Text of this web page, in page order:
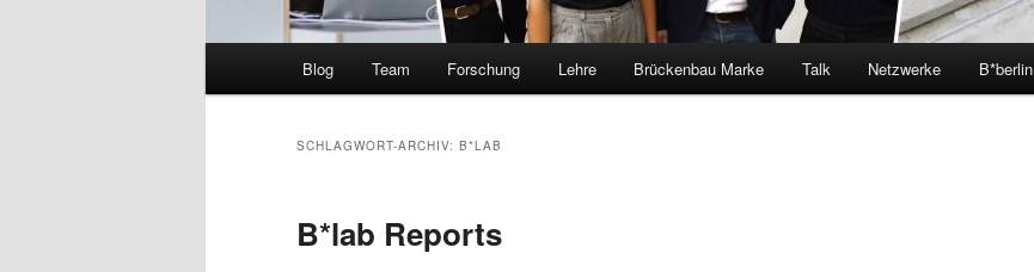
Blog Team Forschung Lehre Brückenbau Marke Talk Netzwerke B*berlin
SCHLAGWORT-ARCHIV: B*LAB
B*lab Reports